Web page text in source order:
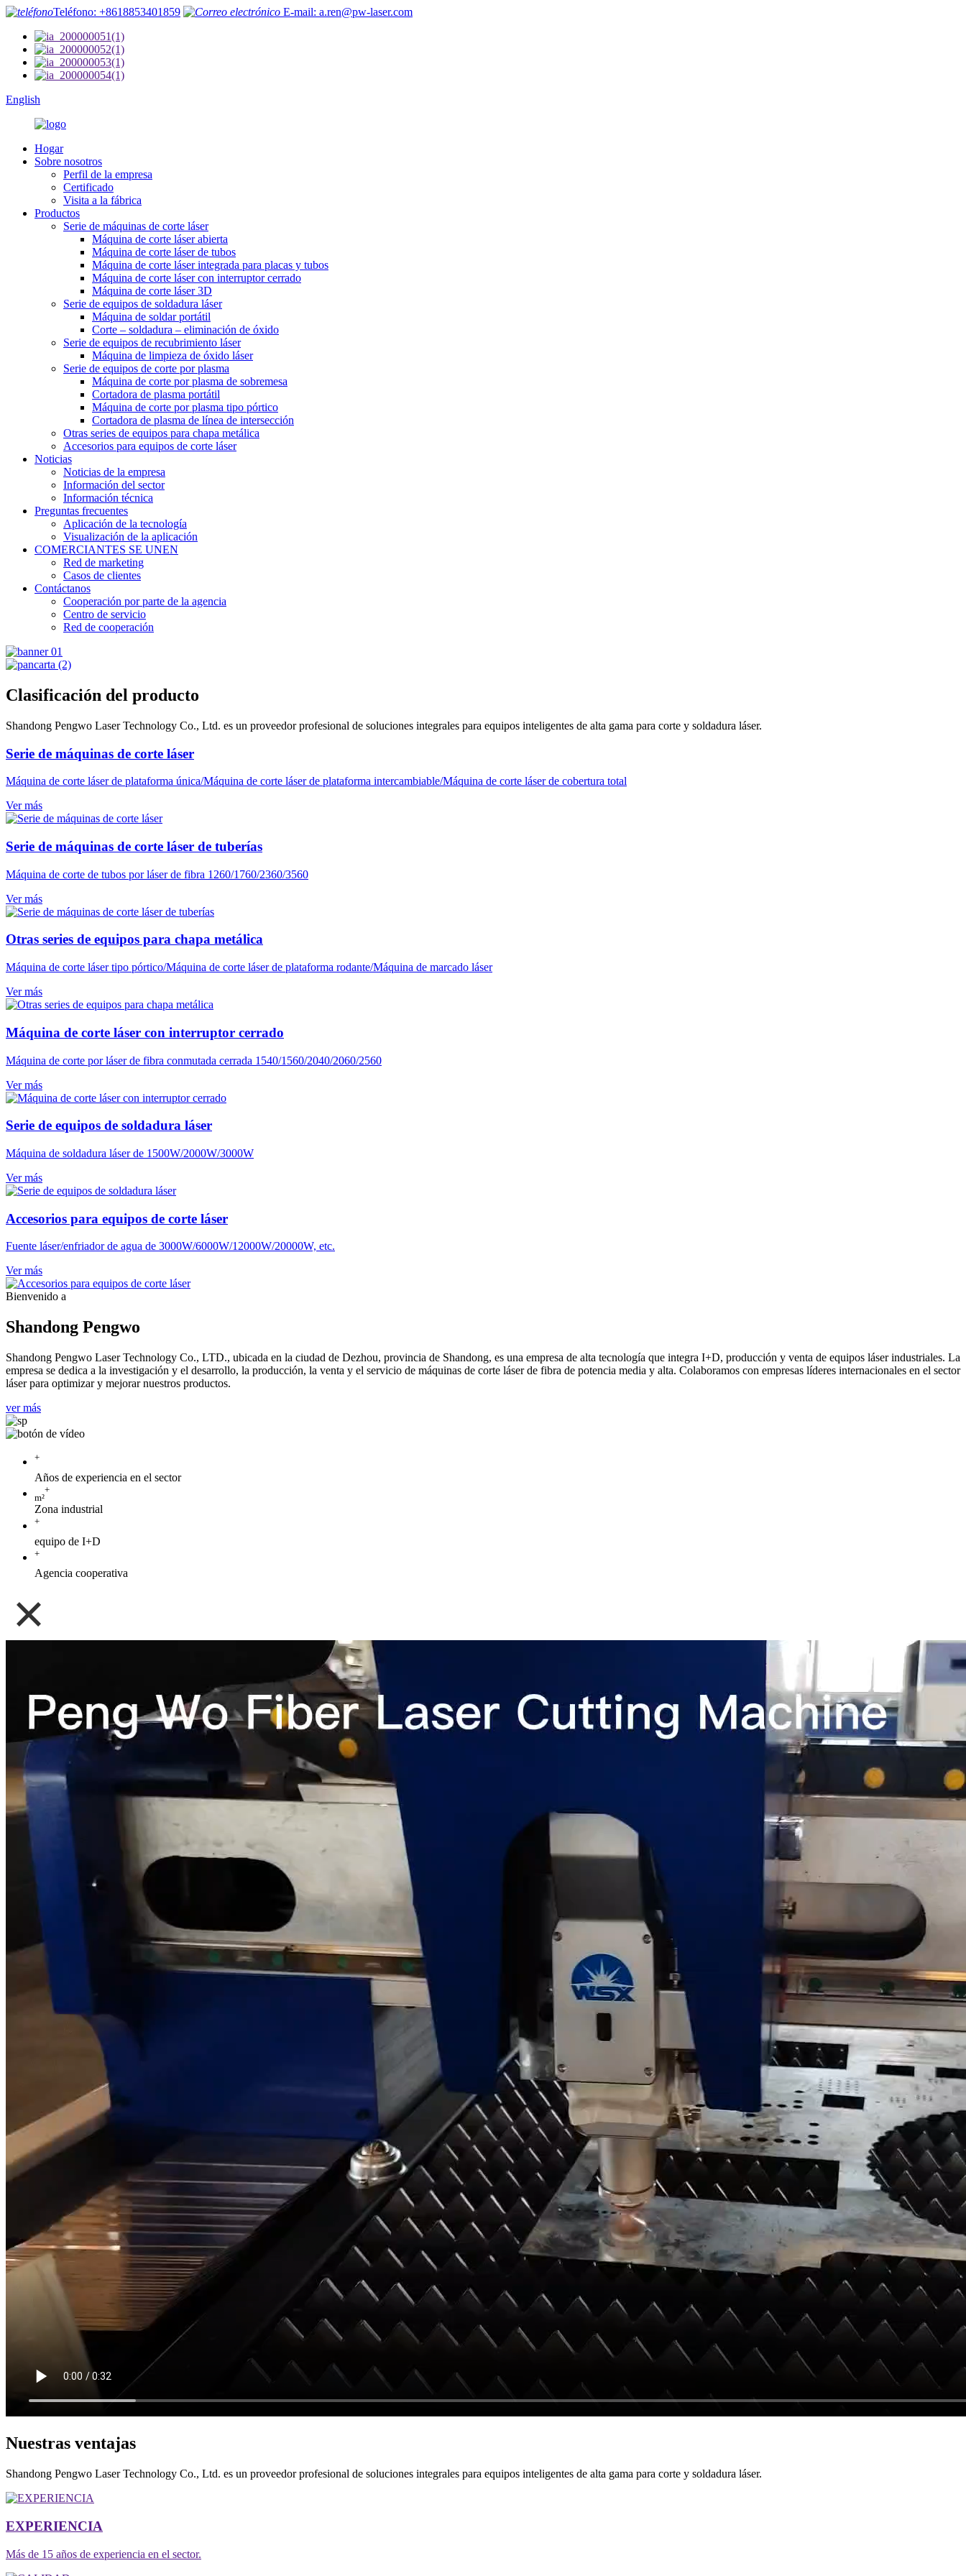
Teléfono: +8618853401859 E-mail: a.ren@pw-laser.com
English
Hogar
Sobre nosotros
Perfil de la empresa
Certificado
Visita a la fábrica
Productos
Serie de máquinas de corte láser
Máquina de corte láser abierta
Máquina de corte láser de tubos
Máquina de corte láser integrada para placas y tubos
Máquina de corte láser con interruptor cerrado
Máquina de corte láser 3D
Serie de equipos de soldadura láser
Máquina de soldar portátil
Corte – soldadura – eliminación de óxido
Serie de equipos de recubrimiento láser
Máquina de limpieza de óxido láser
Serie de equipos de corte por plasma
Máquina de corte por plasma de sobremesa
Cortadora de plasma portátil
Máquina de corte por plasma tipo pórtico
Cortadora de plasma de línea de intersección
Otras series de equipos para chapa metálica
Accesorios para equipos de corte láser
Noticias
Noticias de la empresa
Información del sector
Información técnica
Preguntas frecuentes
Aplicación de la tecnología
Visualización de la aplicación
COMERCIANTES SE UNEN
Red de marketing
Casos de clientes
Contáctanos
Cooperación por parte de la agencia
Centro de servicio
Red de cooperación
Clasificación del producto
Shandong Pengwo Laser Technology Co., Ltd. es un proveedor profesional de soluciones integrales para equipos inteligentes de alta gama para corte y soldadura láser.
Serie de máquinas de corte láser
Máquina de corte láser de plataforma única/Máquina de corte láser de plataforma intercambiable/Máquina de corte láser de cobertura total
Ver más
Serie de máquinas de corte láser de tuberías
Máquina de corte de tubos por láser de fibra 1260/1760/2360/3560
Ver más
Otras series de equipos para chapa metálica
Máquina de corte láser tipo pórtico/Máquina de corte láser de plataforma rodante/Máquina de marcado láser
Ver más
Máquina de corte láser con interruptor cerrado
Máquina de corte por láser de fibra conmutada cerrada 1540/1560/2040/2060/2560
Ver más
Serie de equipos de soldadura láser
Máquina de soldadura láser de 1500W/2000W/3000W
Ver más
Accesorios para equipos de corte láser
Fuente láser/enfriador de agua de 3000W/6000W/12000W/20000W, etc.
Ver más
Bienvenido a
Shandong Pengwo
Shandong Pengwo Laser Technology Co., LTD., ubicada en la ciudad de Dezhou, provincia de Shandong, es una empresa de alta tecnología que integra I+D, producción y venta de equipos láser industriales. La
empresa se dedica a la investigación y el desarrollo, la producción, la venta y el servicio de máquinas de corte láser de fibra de potencia media y alta. Colaboramos con empresas líderes internacionales en el sector
láser para optimizar y mejorar nuestros productos.
ver más
+
Años de experiencia en el sector
m²
+
Zona industrial
+
equipo de I+D
+
Agencia cooperativa
Nuestras ventajas
Shandong Pengwo Laser Technology Co., Ltd. es un proveedor profesional de soluciones integrales para equipos inteligentes de alta gama para corte y soldadura láser.
EXPERIENCIA
Más de 15 años de experiencia en el sector.